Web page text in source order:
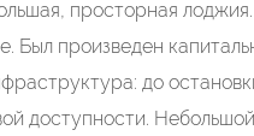
просторная
Был произведен
до
доступности.